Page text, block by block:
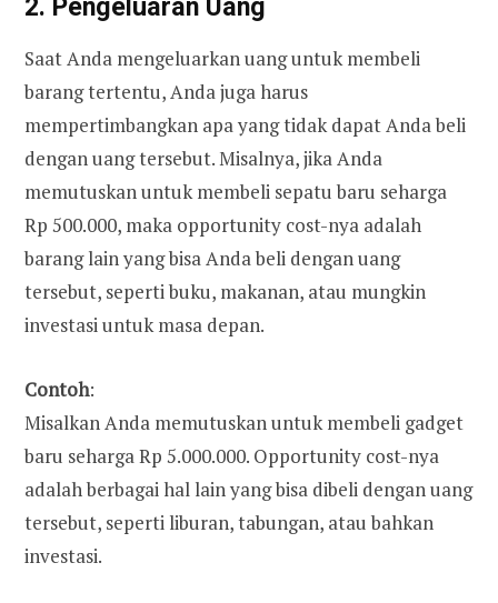
2. Pengeluaran Uang
Saat Anda mengeluarkan uang untuk membeli
barang tertentu, Anda juga harus
mempertimbangkan apa yang tidak dapat Anda beli
dengan uang tersebut. Misalnya, jika Anda
memutuskan untuk membeli sepatu baru seharga
Rp 500.000, maka opportunity cost-nya adalah
barang lain yang bisa Anda beli dengan uang
tersebut, seperti buku, makanan, atau mungkin
investasi untuk masa depan.
Contoh:
Misalkan Anda memutuskan untuk membeli gadget
baru seharga Rp 5.000.000. Opportunity cost-nya
adalah berbagai hal lain yang bisa dibeli dengan uang
tersebut, seperti liburan, tabungan, atau bahkan
investasi.